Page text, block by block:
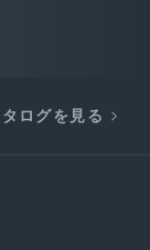
ログを見る